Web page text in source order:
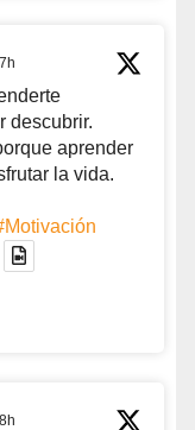
7h
descubrir.
aprender
la vida.
8h